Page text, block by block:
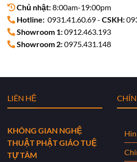
Chủ nhật:8:00am-19:00pm
Hotline: 0931.41.60.69 - CSKH:
Showroom 1:0912.463.193
Showroom 2:0975.431.148
LIÊN HỆ
KHÔNG GIAN NGHỆ
THUẬT PHẬT GIÁO TUỆ
TỰ TÂM